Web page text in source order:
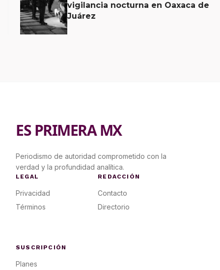
vigilancia nocturna en Oaxaca de
Juárez
ES PRIMERA MX
Periodismo de autoridad comprometido con la
verdad y la profundidad analítica.
LEGAL
Privacidad
Términos
REDACCIÓN
Contacto
Directorio
SUSCRIPCIÓN
Planes